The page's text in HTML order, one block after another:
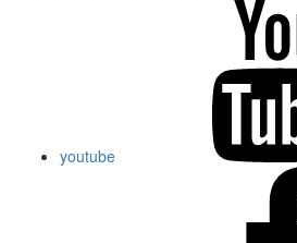
youtube